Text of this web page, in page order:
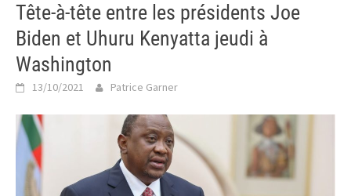
Tête-à-tête entre les présidents Joe
Biden et Uhuru Kenyatta jeudi à
Washington
13/10/2021 Patrice Garner